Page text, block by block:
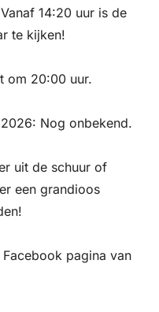
14:20 uur is de
te kijken!
om 20:00 uur.
Nog onbekend.
uit de schuur of
een grandioos
pagina van